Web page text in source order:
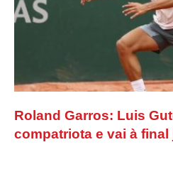
Roland Garros: Luis
compatriota e vai à final